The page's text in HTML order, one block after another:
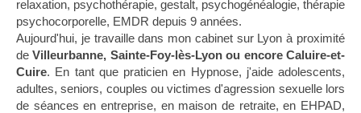
relaxation, psychothérapie, gestalt, psychogénéalogie, thérapie
psychocorporelle, EMDR depuis 9 années.
Aujourd'hui, je travaille dans mon cabinet sur Lyon à proximité
deVilleurbanne, Sainte-Foy-lès-Lyon ou encore Caluire-et-
Cuire. En tant que praticien en Hypnose, j'aide adolescents,
adultes, seniors, couples ou victimes d'agression sexuelle lors
de séances en entreprise, en maison de retraite, en EHPAD,